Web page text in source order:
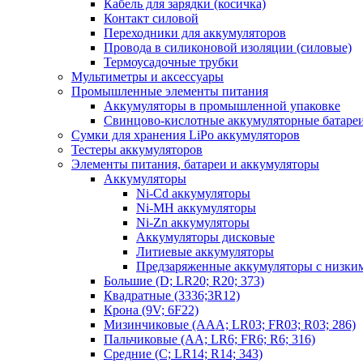
Кабель для зарядки (косичка)
Контакт силовой
Переходники для аккумуляторов
Провода в силиконовой изоляции (силовые)
Термоусадочные трубки
Мультиметры и аксессуары
Промышленные элементы питания
Аккумуляторы в промышленной упаковке
Свинцово-кислотные аккумуляторные
Сумки для хранения LiPo аккумуляторов
Тестеры аккумуляторов
Элементы питания, батареи и аккумуляторы
Аккумуляторы
Ni-Cd аккумуляторы
Ni-MH аккумуляторы
Ni-Zn аккумуляторы
Аккумуляторы дисковые
Литиевые аккумуляторы
Предзаряженные аккумуляторы с
Большие (D; LR20; R20; 373)
Квадратные (3336;3R12)
Крона (9V; 6F22)
Мизинчиковые (AAA; LR03; FR03; R03; 286)
Пальчиковые (AA; LR6; FR6; R6; 316)
Средние (C; LR14; R14; 343)